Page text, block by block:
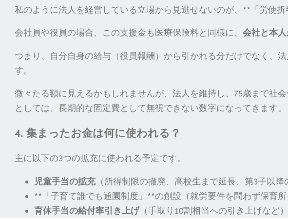
私のように法人を経営している立場から見逃せないのが、**「労使折
会社員や役員の場合、この支援金も医療保険料と同様に、 会社と本
つまり、自分自身の給与（役員報酬）から引かれる分だけでなく、
す。
微々たる額に見えるかもしれませんが、法人を維持し、75歳まで社
としては、長期的な固定費として無視できない数字になってきます。
4. 集まったお金は何に使われる？
主に以下の3つの拡充に使われる予定です。
児童手当の拡充（所得制限の撤廃、高校生まで延長、第3子以降
**「子育て誰でも通園制度」**の創設（就労要件を問わず保育所
育休手当の給付率引き上げ（手取り10割相当への引き上げなど）